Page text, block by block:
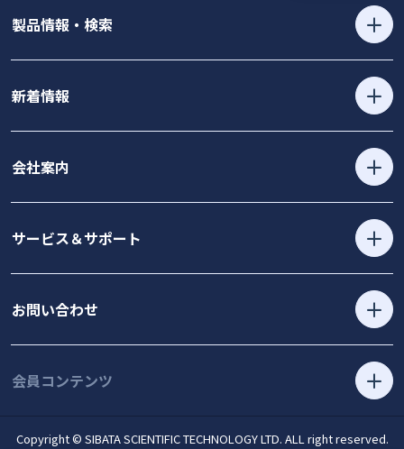
製品情報・検索
新着情報
会社案内
サービス＆サポート
お問い合わせ
会員コンテンツ
Copyright © SIBATA SCIENTIFIC TECHNOLOGY LTD. ALL right reserved.